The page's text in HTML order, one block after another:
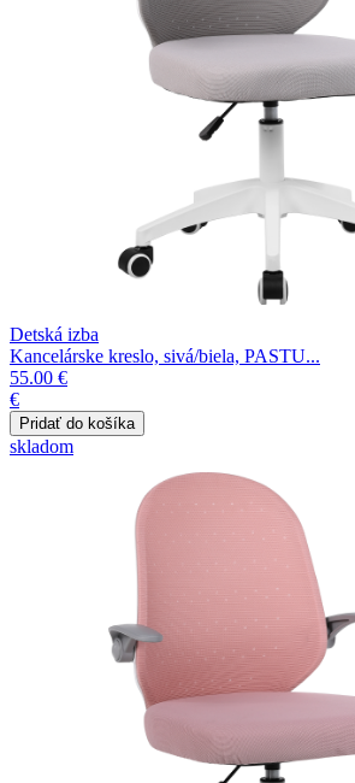
Detská izba
Kancelárske kreslo, sivá/biela, PASTU...
55.00 €
€
skladom